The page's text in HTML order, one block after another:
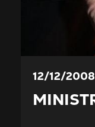
12/12/2008